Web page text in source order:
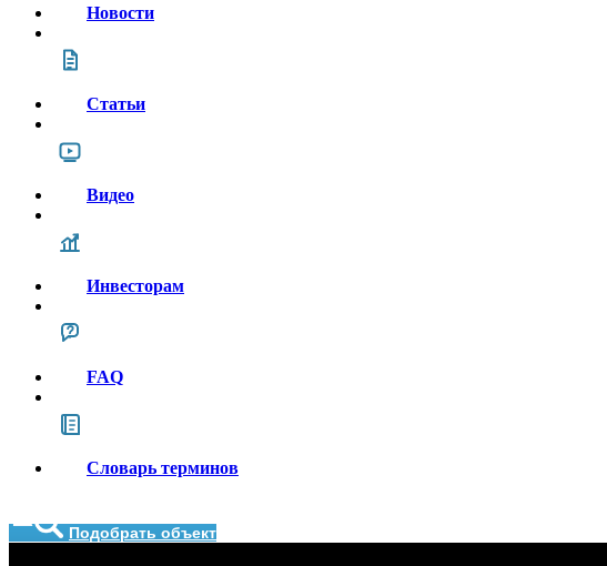
Новости
Статьи
Видео
Инвесторам
FAQ
Словарь терминов
Подобрать объект